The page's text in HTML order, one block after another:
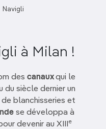
Navigli
à Milan !
des canauxqui le
du siècle dernier un
blanchisseries et
se développa à
devenir au XIII
e